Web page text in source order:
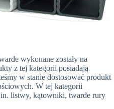
wykonane zostały na
z tej kategorii posiadają
w stanie dostosować produkt
W tej kategorii
listwy, kątowniki, twarde rury